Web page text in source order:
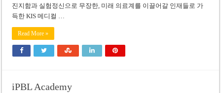
진지함과 실험정신으로 무장한, 미래 의료계를 이끌어갈 인재들로 가
득한 KIS 메디컬 …
Read More »
iPBL Academy